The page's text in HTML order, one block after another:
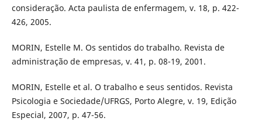
consideração. Acta paulista de enfermagem, v. 18, p. 422-
426, 2005.
MORIN, Estelle M. Os sentidos do trabalho. Revista de
administração de empresas, v. 41, p. 08-19, 2001.
MORIN, Estelle et al. O trabalho e seus sentidos. Revista
Psicologia e Sociedade/UFRGS, Porto Alegre, v. 19, Edição
Especial, 2007, p. 47-56.